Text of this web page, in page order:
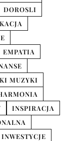
DOROSLI
EMPATIA
MUZYKI
INSPIRACJA
INWESTYCJE